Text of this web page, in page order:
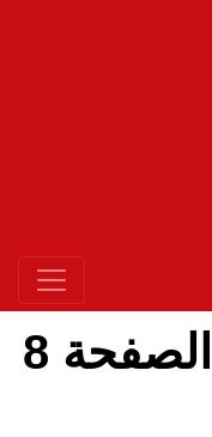
طوفان الأقصى الصفحة 8